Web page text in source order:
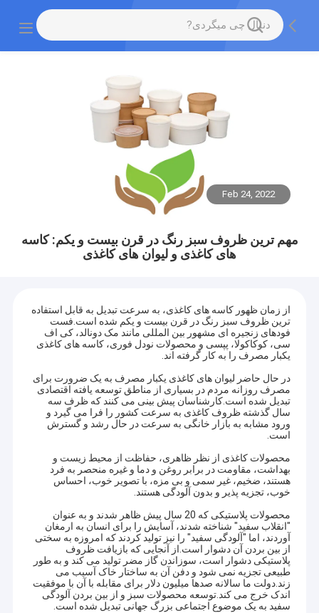
Feb 24, 2022
مهم ترین ظروف سبز رنگ در قرن بیست و یکم: کاسه
های کاغذی و لیوان های کاغذی
از زمان ظهور کاسه های کاغذی، به سرعت تبدیل به قابل استفاده
ترین ظروف سبز رنگ در قرن بیست و یکم شده است.فست
فودهای زنجیره ای مشهور بین المللی مانند مک دونالد، کی اف
سی، کوکاکولا، پپسی و محصولات نودل فوری، کاسه های کاغذی
یکبار مصرف را به کار گرفته اند.
در حال حاضر لیوان های کاغذی یکبار مصرف به یک ضرورت برای
مصرف روزانه مردم در بسیاری از مناطق توسعه یافته اقتصادی
تبدیل شده است.کارشناسان پیش بینی می کنند که ظرف سه
سال گذشته ظروف کاغذی به سرعت کشور را فرا می گیرد و
ورود مشابه به بازار خانگی به سرعت در حال رشد و گسترش
است.
محصولات کاغذی از نظر ظاهری، حفاظت از محیط زیست و
بهداشت، مقاومت در برابر روغن و دما و غیره منحصر به فرد
هستند، ضخیم، غیر سمی و بی مزه، با تصویر خوب، احساس
خوب، تجزیه پذیر و بدون آلودگی هستند.
محصولات پلاستیکی که 20 سال پیش ظاهر شدند و به عنوان
"انقلاب سفید" شناخته شدند، آسایش را برای انسان به ارمغان
آوردند، اما "آلودگی سفید" را نیز تولید کردند که امروزه به سختی
از بین بردن آن دشوار است.از آنجایی که بازیافت ظروف
پلاستیکی دشوار است، سوزاندن گاز مضر تولید می کند و به طور
طبیعی تجزیه نمی شود و دفن آن به ساختار خاک آسیب می
زند.دولت ما سالانه صدها میلیون دلار برای مقابله با آن با موفقیت
اندک خرج می کند.توسعه محصولات سبز و از بین بردن آلودگی
سفید به یک موضوع اجتماعی بزرگ جهانی تبدیل شده است.